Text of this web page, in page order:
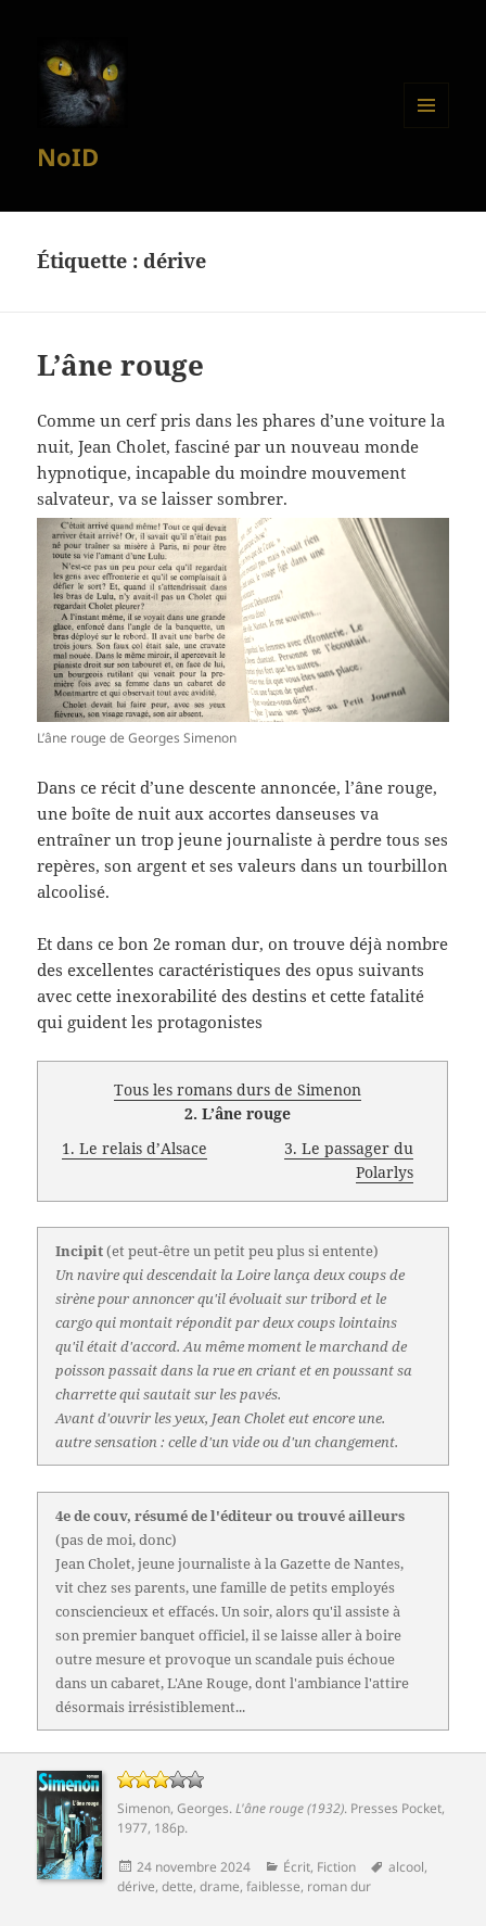
NoID
Étiquette :dérive
L’âne rouge
Comme un cerf pris dans les phares d’une voiture la
nuit, Jean Cholet, fasciné par un nouveau monde
hypnotique, incapable du moindre mouvement
salvateur, va se laisser sombrer.
L’âne rouge de Georges Simenon
Dans ce récit d’une descente annoncée, l’âne rouge,
une boîte de nuit aux accortes danseuses va
entraîner un trop jeune journaliste à perdre tous ses
repères, son argent et ses valeurs dans un tourbillon
alcoolisé.
Et dans ce bon 2e roman dur, on trouve déjà nombre
des excellentes caractéristiques des opus suivants
avec cette inexorabilité des destins et cette fatalité
qui guident les protagonistes
Tous les romans durs de Simenon
2. L’âne rouge
1. Le relais d’Alsace
3. Le passager du
Polarlys
Incipit(et peut-être un petit peu plus si entente)
Un navire qui descendait la Loire lança deux coups de
sirène pour annoncer qu'il évoluait sur tribord et le
cargo qui montait répondit par deux coups lointains
qu'il était d'accord. Au même moment le marchand de
poisson passait dans la rue en criant et en poussant sa
charrette qui sautait sur les pavés.
Avant d'ouvrir les yeux, Jean Cholet eut encore une.
autre sensation : celle d'un vide ou d'un changement.
4e de couv, résumé de l'éditeur ou trouvé ailleurs
(pas de moi, donc)
Jean Cholet, jeune journaliste à la Gazette de Nantes,
vit chez ses parents, une famille de petits employés
consciencieux et effacés. Un soir, alors qu'il assiste à
son premier banquet officiel, il se laisse aller à boire
outre mesure et provoque un scandale puis échoue
dans un cabaret, L'Ane Rouge, dont l'ambiance l'attire
désormais irrésistiblement...
Simenon, Georges.L'âne rouge (1932). Presses Pocket,
1977, 186p.
Publié
le
24 novembre 2024 Catégories
Écrit, Fiction
Mots-
alcool,
dérive, dette, drame, faiblesse, roman dur